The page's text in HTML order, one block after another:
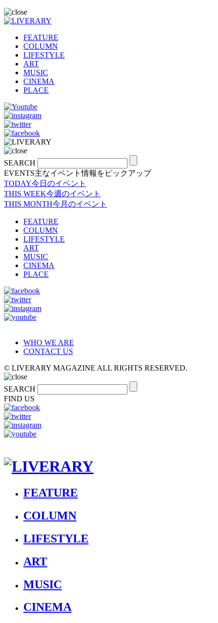
FEATURE
COLUMN
LIFESTYLE
ART
MUSIC
CINEMA
PLACE
SEARCH
EVENTS主なイベント情報をピックアップ
TODAY今日のイベント
THIS WEEK今週のイベント
THIS MONTH今月のイベント
FEATURE
COLUMN
LIFESTYLE
ART
MUSIC
CINEMA
PLACE
WHO WE ARE
CONTACT US
© LIVERARY MAGAZINE ALL RIGHTS RESERVED.
SEARCH
FIND US
FEATURE
COLUMN
LIFESTYLE
ART
MUSIC
CINEMA